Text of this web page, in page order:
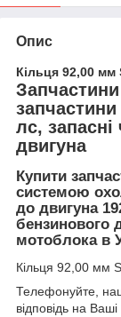
Опис
Кільця 92,00
лс,
двигуна
Купити
системою
до двигуна
бензинового
мотоблока в
Кільця 92,00 мм
Телефонуйте,
відповідь на